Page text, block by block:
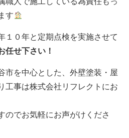
す
１０年と定期点検を実施させて
任せ下さい！
市を中心とした、外壁塗装・屋
工事は株式会社リフレクトにお
のでお気軽にお声がけくださ